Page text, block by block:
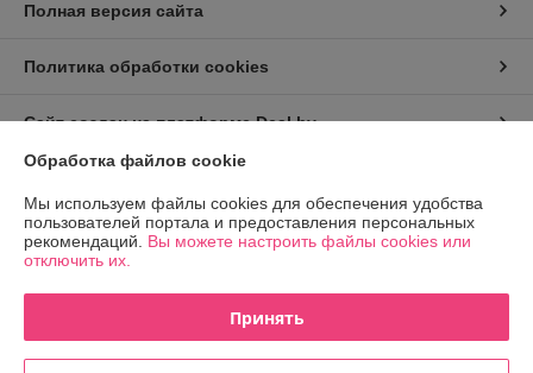
Полная версия сайта
Политика обработки cookies
Сайт создан на платформе Deal.by
Информация для покупателя
Юридическое лицо:ООО "Прокат Петрович"
г. Минск, ул. Гурского, д. 37, пом. 5Н, ком. 23
Регистрационный номер ЕГР: 193215798
Регистрационный орган: Минский горисполком
Обработка файлов cookie
Мы используем файлы cookies для обеспечения удобства
пользователей портала и предоставления персональных
рекомендаций. Вы можете настроить файлы cookies или
отключить их.
Принять